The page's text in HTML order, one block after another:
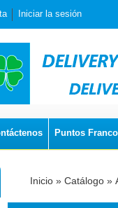
Iniciar la sesión
Puntos Franco
Inicio » Catálogo »